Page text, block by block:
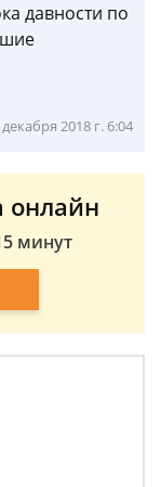
давности по
2018 г. 6:04
онлайн
минут